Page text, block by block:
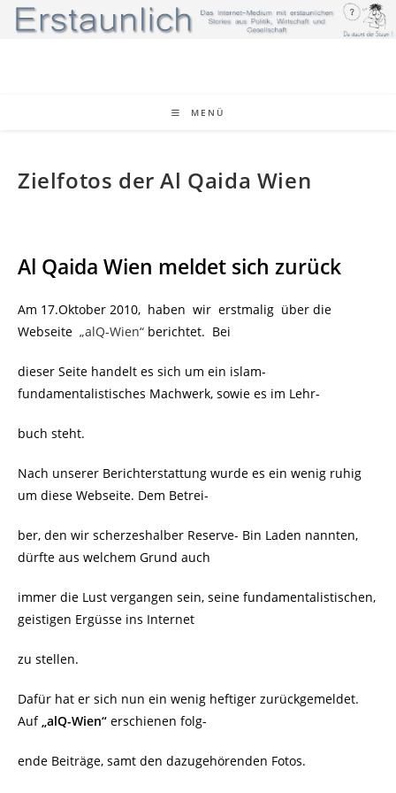
Zum
Inhalt
MENÜ
Zielfotos der Al Qaida Wien
Al Qaida Wien meldet sich zurück
Am 17.Oktober 2010, haben wir erstmalig über die
Webseite „alQ-Wien“ berichtet. Bei
dieser Seite handelt es sich um ein islam-
fundamentalistisches Machwerk, sowie es im Lehr-
buch steht.
Nach unserer Berichterstattung wurde es ein wenig ruhig
um diese Webseite. Dem Betrei-
ber, den wir scherzeshalber Reserve- Bin Laden nannten,
dürfte aus welchem Grund auch
immer die Lust vergangen sein, seine fundamentalistischen,
geistigen Ergüsse ins Internet
zu stellen.
Dafür hat er sich nun ein wenig heftiger zurückgemeldet.
Auf„alQ-Wien“ erschienen folg-
ende Beiträge, samt den dazugehörenden Fotos.